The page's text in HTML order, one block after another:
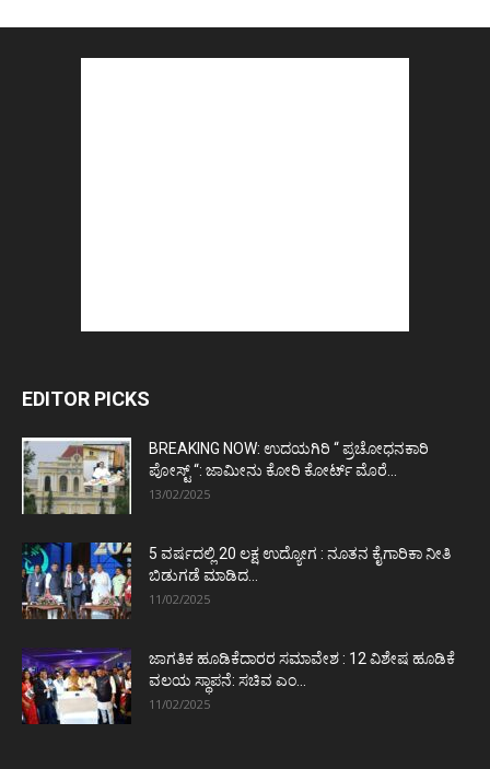
EDITOR PICKS
BREAKING NOW: ಉದಯಗಿರಿ “ ಪ್ರಚೋಧನಕಾರಿ
ಪೋಸ್ಟ್‌ “: ಜಾಮೀನು ಕೋರಿ ಕೋರ್ಟ್‌ ಮೊರೆ...
13/02/2025
5 ವರ್ಷದಲ್ಲಿ 20 ಲಕ್ಷ ಉದ್ಯೋಗ : ನೂತನ ಕೈಗಾರಿಕಾ ನೀತಿ
ಬಿಡುಗಡೆ ಮಾಡಿದ...
11/02/2025
ಜಾಗತಿಕ ಹೂಡಿಕೆದಾರರ ಸಮಾವೇಶ : 12 ವಿಶೇಷ ಹೂಡಿಕೆ
ವಲಯ ಸ್ಥಾಪನೆ: ಸಚಿವ ಎಂ...
11/02/2025